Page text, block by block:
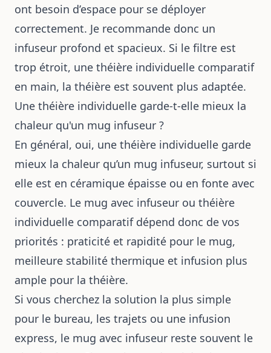
ont besoin d’espace pour se déployer
correctement. Je recommande donc un
infuseur profond et spacieux. Si le filtre est
trop étroit, une théière individuelle comparatif
en main, la théière est souvent plus adaptée.
Une théière individuelle garde-t-elle mieux la
chaleur qu'un mug infuseur ?
En général, oui, une théière individuelle garde
mieux la chaleur qu’un mug infuseur, surtout si
elle est en céramique épaisse ou en fonte avec
couvercle. Le mug avec infuseur ou théière
individuelle comparatif dépend donc de vos
priorités : praticité et rapidité pour le mug,
meilleure stabilité thermique et infusion plus
ample pour la théière.
Si vous cherchez la solution la plus simple
pour le bureau, les trajets ou une infusion
express, le mug avec infuseur reste souvent le